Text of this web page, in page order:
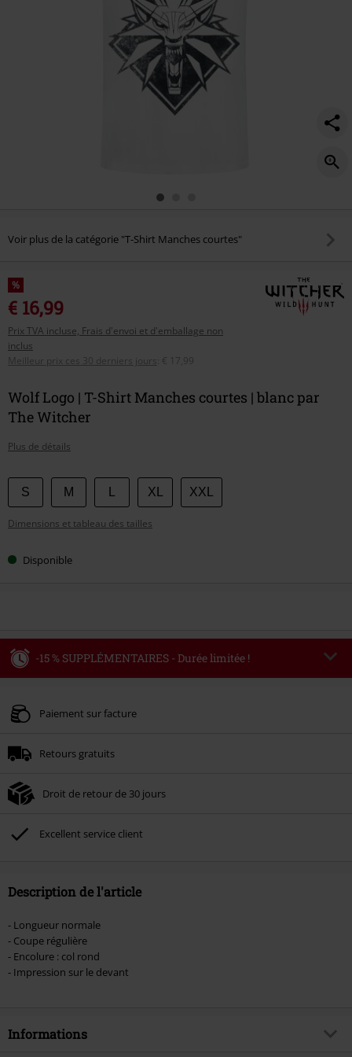
Voir plus de la catégorie "T-Shirt Manches courtes"
%
€ 16,99
Prix TVA incluse, Frais d'envoi et d'emballage non
inclus
Meilleur prix ces 30 derniers jours
€ 17,99
Wolf Logo | T-Shirt Manches courtes | blanc par
The Witcher
Plus de détails
Choisissez
votre
taille
S M XL XXL
Dimensions et tableau des tailles
Disponible
-15 % SUPPLÉMENTAIRES - Durée limitée !
Valable jusqu'au 09/08/2026
Une fois le code saisi, la réduction sera automatiquement déduite à la fin de
Non cumulable avec dautres promotions. Non valable sur : les livres, les
Broilers, Die Ärzte, Die Toten Hosen, Metality, les bons d'achat et les articles
incluant un don.
Paiement sur facture
Retours gratuits
Droit de retour de 30 jours
Excellent service client
Description de l'article
- Longueur normale
- Coupe régulière
- Encolure : col rond
- Impression sur le devant
Informations